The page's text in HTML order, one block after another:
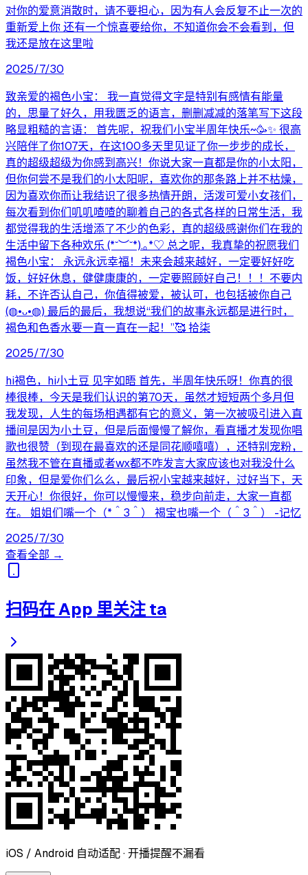
对你的爱意消散时，请不要担心，因为有人会反复不止一次的
重新爱上你 还有一个惊喜要给你，不知道你会不会看到，但
我还是放在这里啦
2025/7/30
致亲爱的褐色小宝： 我一直觉得文字是特别有感情有能量
的，思量了好久，用我匮乏的语言，删删减减的落笔写下这段
略显粗糙的言语： 首先呢，祝我们小宝半周年快乐~🥳✨️ 很高
兴陪伴了你107天，在这100多天里见证了你一步步的成长，
真的超级超级为你感到高兴！你说大家一直都是你的小太阳，
但你何尝不是我们的小太阳呢，喜欢你的那条路上并不枯燥，
因为喜欢你而让我结识了很多热情开朗，活泼可爱小女孩们，
每次看到你们叽叽喳喳的聊着自己的各式各样的日常生活，我
都觉得我的生活增添了不少的色彩，真的超级感谢你们在我的
生活中留下各种欢乐 (*˘︶˘*).｡*♡ 总之呢，我真挚的祝愿我们
褐色小宝： 永远永远幸福！未来会越来越好，一定要好好吃
饭，好好休息，健健康康的，一定要照顾好自己！！！不要内
耗，不许否认自己，你值得被爱，被认可，也包括被你自己
(◍•ᴗ•◍) 最后的最后，我想说“我们的故事永远都是进行时，
褐色和色香水要一直一直在一起！”🥰 拾柒
2025/7/30
hi褐色，hi小土豆 见字如晤 首先，半周年快乐呀！你真的很
棒很棒，今天是我们认识的第70天，虽然才短短两个多月但
我发现，人生的每场相遇都有它的意义，第一次被吸引进入直
播间是因为小土豆，但是后面慢慢了解你，看直播才发现你唱
歌也很赞（到现在最喜欢的还是同花顺嘻嘻），还特别宠粉，
虽然我不管在直播或者wx都不咋发言大家应该也对我没什么
印象，但是爱你们么么，最后祝小宝越来越好，过好当下，天
天开心！你很好，你可以慢慢来，稳步向前走，大家一直都
在。 姐姐们嘴一个（*＾3＾） 褐宝也嘴一个（＾3＾） -记忆
2025/7/30
查看全部 →
扫码在 App 里关注 ta
iOS / Android 自动适配 · 开播提醒不漏看